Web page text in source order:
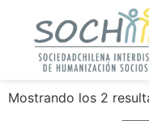
Mostrando los 2